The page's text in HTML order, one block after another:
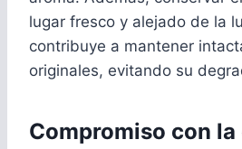
lugar fresco y alejado de la
contribuye a mantener
originales, evitando su
Compromiso con